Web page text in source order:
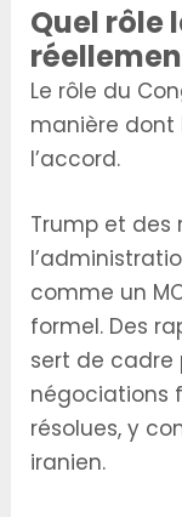
Quel rôle
Le rôle du
manière dont
l’accord.
Trump et des
comme un
formel. Des
sert de cadre
négociations
résolues, y
iranien.